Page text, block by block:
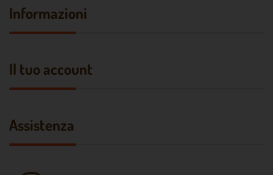
Informazioni
Il tuo account
Assistenza